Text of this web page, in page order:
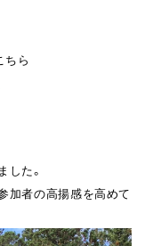
ちら
た。
加者の高揚感を高めて